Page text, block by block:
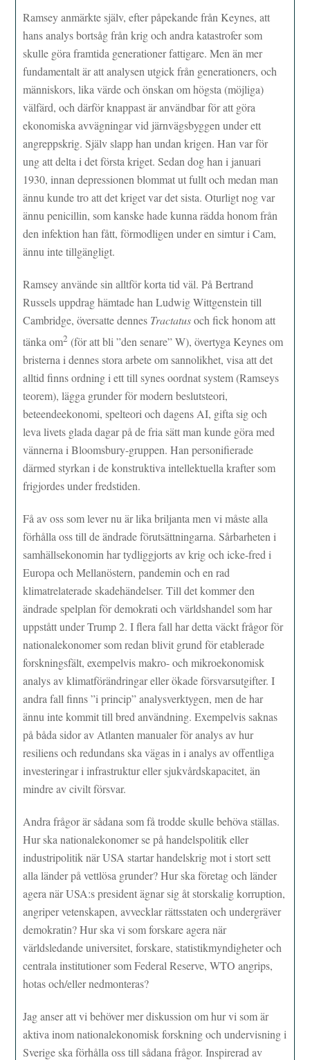
Ramsey anmärkte själv, efter påpekande från Keynes, att
hans analys bortsåg från krig och andra katastrofer som
skulle göra framtida generationer fattigare. Men än mer
fundamentalt är att analysen utgick från generationers, och
människors, lika värde och önskan om högsta (möjliga)
välfärd, och därför knappast är användbar för att göra
ekonomiska avvägningar vid järnvägsbyggen under ett
angreppskrig. Själv slapp han undan krigen. Han var för
ung att delta i det första kriget. Sedan dog han i januari
1930, innan depressionen blommat ut fullt och medan man
ännu kunde tro att det kriget var det sista. Oturligt nog var
ännu penicillin, som kanske hade kunna rädda honom från
den infektion han fått, förmodligen under en simtur i Cam,
ännu inte tillgängligt.
Ramsey använde sin alltför korta tid väl. På Bertrand
Russels uppdrag hämtade han Ludwig Wittgenstein till
Cambridge, översatte dennes Tractatusoch fick honom att
tänka om2 (för att bli ”den senare” W), övertyga Keynes om
bristerna i dennes stora arbete om sannolikhet, visa att det
alltid finns ordning i ett till synes oordnat system (Ramseys
teorem), lägga grunder för modern beslutsteori,
beteendeekonomi, spelteori och dagens AI, gifta sig och
leva livets glada dagar på de fria sätt man kunde göra med
vännerna i Bloomsbury-gruppen. Han personifierade
därmed styrkan i de konstruktiva intellektuella krafter som
frigjordes under fredstiden.
Få av oss som lever nu är lika briljanta men vi måste alla
förhålla oss till de ändrade förutsättningarna. Sårbarheten i
samhällsekonomin har tydliggjorts av krig och icke-fred i
Europa och Mellanöstern, pandemin och en rad
klimatrelaterade skadehändelser. Till det kommer den
ändrade spelplan för demokrati och världshandel som har
uppstått under Trump 2. I flera fall har detta väckt frågor för
nationalekonomer som redan blivit grund för etablerade
forskningsfält, exempelvis makro- och mikroekonomisk
analys av klimatförändringar eller ökade försvarsutgifter. I
andra fall finns ”i princip” analysverktygen, men de har
ännu inte kommit till bred användning. Exempelvis saknas
på båda sidor av Atlanten manualer för analys av hur
resiliens och redundans ska vägas in i analys av offentliga
investeringar i infrastruktur eller sjukvårdskapacitet, än
mindre av civilt försvar.
Andra frågor är sådana som få trodde skulle behöva ställas.
Hur ska nationalekonomer se på handelspolitik eller
industripolitik när USA startar handelskrig mot i stort sett
alla länder på vettlösa grunder? Hur ska företag och länder
agera när USA:s president ägnar sig åt storskalig korruption,
angriper vetenskapen, avvecklar rättsstaten och undergräver
demokratin? Hur ska vi som forskare agera när
världsledande universitet, forskare, statistikmyndigheter och
centrala institutioner som Federal Reserve, WTO angrips,
hotas och/eller nedmonteras?
Jag anser att vi behöver mer diskussion om hur vi som är
aktiva inom nationalekonomisk forskning och undervisning i
Sverige ska förhålla oss till sådana frågor. Inspirerad av